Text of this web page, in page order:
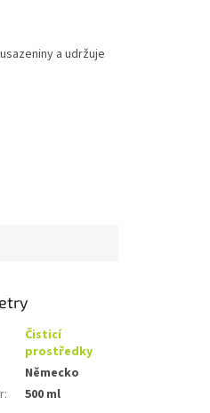
a udržuje
Čisticí
prostředky
Německo
: 500 ml